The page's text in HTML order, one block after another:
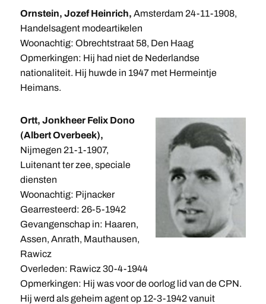
Ornstein, Jozef Heinrich, Amsterdam 24-11-1908,
Handelsagent modeartikelen
Woonachtig: Obrechtstraat 58, Den Haag
Opmerkingen: Hij had niet de Nederlandse
nationaliteit. Hij huwde in 1947 met Hermeintje
Heimans.
Ortt, Jonkheer Felix Dono
(Albert Overbeek),
Nijmegen 21-1-1907,
Luitenant ter zee, speciale
diensten
Woonachtig: Pijnacker
Gearresteerd: 26-5-1942
Gevangenschap in: Haaren,
Assen, Anrath, Mauthausen,
Rawicz
Overleden: Rawicz 30-4-1944
Opmerkingen: Hij was voor de oorlog lid van de CPN.
Hij werd als geheim agent op 12-3-1942 vanuit